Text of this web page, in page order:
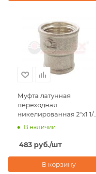
Муфта латунная
переходная
никелированная 2"х1 1/2"
внутренняя резьба
В наличии
483 руб./шт
В корзину